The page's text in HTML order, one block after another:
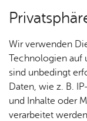
Über­sicht
Wir verwenden
Technologien auf
sind unbedingt
Daten, wie z. B.
und Inhalte oder
verarbeitet